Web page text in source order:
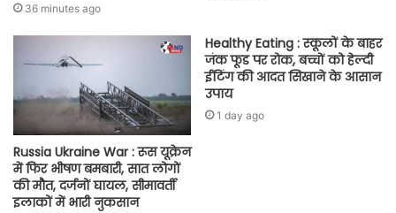
36 minutes ago
Russia Ukraine War : रूस यूक्रेन
में फिर भीषण बमबारी, सात लोगों
की मौत, दर्जनों घायल, सीमावर्ती
इलाकों में भारी नुकसान
Healthy Eating : स्कूलों के बाहर
जंक फूड पर रोक, बच्चों को हेल्दी
ईटिंग की आदत सिखाने के आसान
उपाय
1 day ago